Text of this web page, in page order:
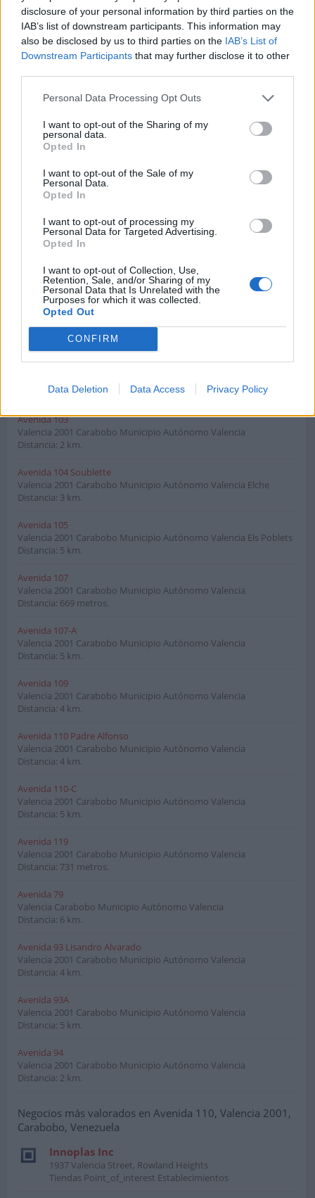
disclosure of your personal information by third parties on the
IAB’s list of downstream participants. This information may
also be disclosed by us to third parties on the IAB’s List of
Downstream Participants that may further disclose it to other
Personal Data Processing Opt Outs
I want to opt-out of the Sharing of my
personal data.
Opted In
I want to opt-out of the Sale of my
Personal Data.
Opted In
I want to opt-out of processing my
Personal Data for Targeted Advertising.
Opted In
I want to opt-out of Collection, Use,
Retention, Sale, and/or Sharing of my
Personal Data that Is Unrelated with the
Purposes for which it was collected.
Opted Out
CONFIRM
Data Deletion Data Access Privacy Policy
Callejero de Valencia
Descubre calles cercanas a Avenida 110
Alberto Garcia Esteve
Valencia46024 Comunidad Valenciana Valencia
Distancia: 7,385 km.
Amalio Gimeno
Distancia: 7,385 km.
Autopista Sur
Valencia
2001
Carabobo Municipio Autónomo Valencia
Distancia: 5 km.
Valencia2001Carabobo Municipio Autónomo Valencia
Distancia: 9 km.
Valencia2001Carabobo Municipio Autónomo Valencia
Distancia: 2 km.
Avenida 100 Constitución
Valencia2001Carabobo Municipio Autónomo Valencia Elche
Distancia: 3 km.
Avenida 102 Montes De Oca
Distancia: 3 km.
Avenida 103
Valencia 2001 Carabobo Municipio Autónomo Valencia
Distancia: 2 km.
Avenida 104 Soublette
Valencia 2001 Carabobo Municipio Autónomo Valencia Elche
Distancia: 3 km.
Avenida 105
Valencia 2001 Carabobo Municipio Autónomo Valencia Els Poblets
Distancia: 5 km.
Avenida 107
Valencia 2001 Carabobo Municipio Autónomo Valencia
Distancia: 669 metros.
Avenida 107-A
Valencia 2001 Carabobo Municipio Autónomo Valencia
Distancia: 5 km.
Avenida 109
Valencia 2001 Carabobo Municipio Autónomo Valencia
Distancia: 4 km.
Avenida 110 Padre Alfonso
Valencia 2001 Carabobo Municipio Autónomo Valencia
Distancia: 4 km.
Avenida 110-C
Valencia 2001 Carabobo Municipio Autónomo Valencia
Distancia: 5 km.
Avenida 119
Valencia 2001 Carabobo Municipio Autónomo Valencia
Distancia: 731 metros.
Avenida 79
Valencia Carabobo Municipio Autónomo Valencia
Distancia: 6 km.
Avenida 93 Lisandro Alvarado
Valencia 2001 Carabobo Municipio Autónomo Valencia
Distancia: 4 km.
Avenida 93A
Valencia 2001 Carabobo Municipio Autónomo Valencia
Distancia: 5 km.
Avenida 94
Valencia 2001 Carabobo Municipio Autónomo Valencia
Distancia: 2 km.
Negocios más valorados en Avenida 110, Valencia 2001,
Carabobo, Venezuela
Innoplas Inc
1937 Valencia Street, Rowland Heights
Tiendas Point_of_interest Establecimientos